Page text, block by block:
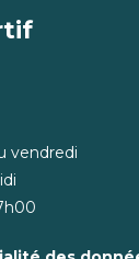
vendredi